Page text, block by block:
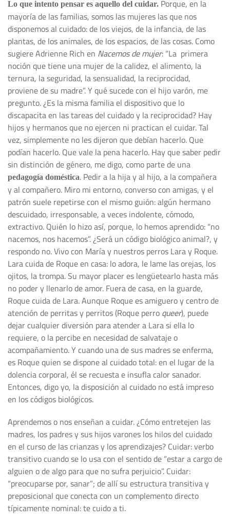
Lo que intento pensar es aquello del cuidar. Porque, en la
mayoría de las familias, somos las mujeres las que nos
disponemos al cuidado: de los viejos, de la infancia, de las
plantas, de los animales, de los espacios, de las cosas. Como
sugiere Adrienne Rich en Nacemos de mujer: “La primera
noción que tiene una mujer de la calidez, el alimento, la
ternura, la seguridad, la sensualidad, la reciprocidad,
proviene de su madre”. Y qué sucede con el hijo varón, me
pregunto. ¿Es la misma familia el dispositivo que lo
discapacita en las tareas del cuidado y la reciprocidad? Hay
hijos y hermanos que no ejercen ni practican el cuidar. Tal
vez, simplemente no les dijeron que debían hacerlo. Que
podían hacerlo. Que vale la pena hacerlo. Hay que saber pedir
sin distinción de género, me digo, como parte de una
pedagogía doméstica. Pedir a la hija y al hijo, a la compañera
y al compañero. Miro mi entorno, converso con amigas, y el
patrón suele repetirse con el mismo guión: algún hermano
descuidado, irresponsable, a veces indolente, cómodo,
extractivo. Quién lo hizo así, porque, lo hemos aprendido: “no
nacemos, nos hacemos”. ¿Será un código biológico animal?, y
respondo no. Vivo con María y nuestros perros Lara y Roque.
Lara cuida de Roque en casa: lo adora, le lame las orejas, los
ojitos, la trompa. Su mayor placer es lengüetearlo hasta más
no poder y llenarlo de amor. Fuera de casa, en la guarde,
Roque cuida de Lara. Aunque Roque es amiguero y centro de
atención de perritas y perritos (Roque perro queer), puede
dejar cualquier diversión para atender a Lara si ella lo
requiere, o la percibe en necesidad de salvataje o
acompañamiento. Y cuando una de sus madres se enferma,
es Roque quien se dispone al cuidado total: en el lugar de la
dolencia corporal, él se recuesta e insufla calor sanador.
Entonces, digo yo, la disposición al cuidado no está impreso
en los códigos biológicos.
Aprendemos o nos enseñan a cuidar. ¿Cómo entretejen las
madres, los padres y sus hijos varones los hilos del cuidado
en el curso de las crianzas y los aprendizajes? Cuidar: verbo
transitivo cuando se lo usa con el sentido de “estar a cargo de
alguien o de algo para que no sufra perjuicio”. Cuidar:
“preocuparse por, sanar”; de allí su estructura transitiva y
preposicional que conecta con un complemento directo
típicamente nominal: te cuido a ti.